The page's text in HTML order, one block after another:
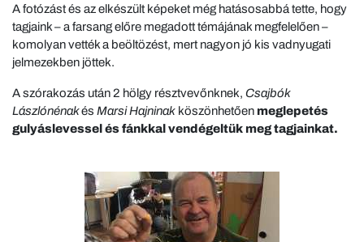
A fotózást és az elkészült képeket még hatásosabbá tette, hogy
tagjaink – a farsang előre megadott témájának megfelelően –
komolyan vették a beöltözést, mert nagyon jó kis vadnyugati
jelmezekben jöttek.
A szórakozás után 2 hölgy résztvevőnknek, Csajbók
Lászlónénakés Marsi Hajninak köszönhetően meglepetés
gulyáslevessel és fánkkal vendégeltük meg tagjainkat.